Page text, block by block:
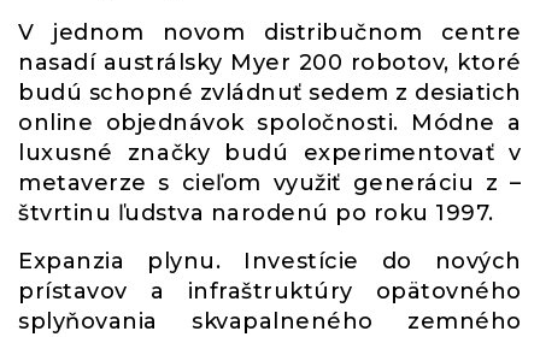
V jednom novom distribučnom centre
nasadí austrálsky Myer 200 robotov, ktoré
budú schopné zvládnuť sedem z desiatich
online objednávok spoločnosti. Módne a
luxusné značky budú experimentovať v
metaverze s cieľom využiť generáciu z –
štvrtinu ľudstva narodenú po roku 1997.
Expanzia plynu. Investície do nových
prístavov a infraštruktúry opätovného
splyňovania skvapalneného zemného